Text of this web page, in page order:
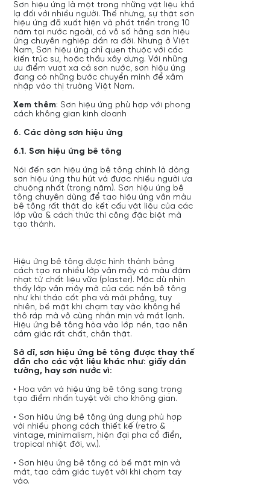
Sơn hiệu ứng là một trong những vật liệu khá
lạ đối với nhiều người. Thế nhưng, sự thật sơn
hiệu ứng đã xuất hiện và phát triển trong 10
năm tại nước ngoài, có vô số hãng sơn hiệu
ứng chuyên nghiệp dần ra đời. Nhưng ở Việt
Nam, Sơn hiệu ứng chỉ quen thuộc với các
kiến trúc sư, hoặc thầu xây dựng. Với những
ưu điểm vượt xa cả sơn nước, sơn hiệu ứng
đang có những bước chuyển mình để xâm
nhập vào thị trường Việt Nam.
Xem thêm: Sơn hiệu ứng phù hợp với phong
cách không gian kinh doanh
6. Các dòng sơn hiệu ứng
6.1. Sơn hiệu ứng bê tông
Nói đến sơn hiệu ứng bê tông chính là dòng
sơn hiệu ứng thu hút và được nhiều người ưa
chuộng nhất (trong năm). Sơn hiệu ứng bê
tông chuyên dùng để tạo hiệu ứng vân màu
bê tông rất thật do kết cấu vật liệu của các
lớp vữa & cách thức thi công đặc biệt mà
tạo thành.
Hiệu ứng bê tông được hình thành bằng
cách tạo ra nhiều lớp vân mây có màu đậm
nhạt từ chất liệu vữa (plaster). Mặc dù nhìn
thấy lớp vân mây mờ của các nền bê tông
như khi tháo cốt pha và mài phẳng, tuy
nhiên, bề mặt khi chạm tay vào không hề
thô ráp mà vô cùng nhẵn mịn và mát lạnh.
Hiệu ứng bê tông hòa vào lớp nền, tạo nên
cảm giác rất chất, chân thật.
Sở dĩ, sơn hiệu ứng bê tông được thay thế
dần cho các vật liệu khác như: giấy dán
tường, hay sơn nước vì:
• Hoa văn và hiệu ứng bê tông sang trọng
tạo điểm nhấn tuyệt vời cho không gian.
• Sơn hiệu ứng bê tông ứng dụng phù hợp
với nhiều phong cách thiết kế (retro &
vintage, minimalism, hiện đại pha cổ điển,
tropical nhiệt đới, v.v.).
• Sơn hiệu ứng bê tông có bề mặt mịn và
mát, tạo cảm giác tuyệt vời khi chạm tay
vào.